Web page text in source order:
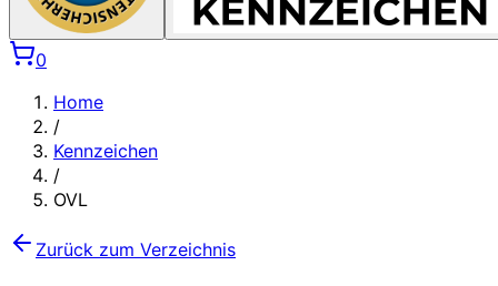
0
Home
/
Kennzeichen
/
OVL
Zurück zum Verzeichnis